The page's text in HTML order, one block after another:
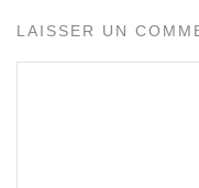
LAISSER UN